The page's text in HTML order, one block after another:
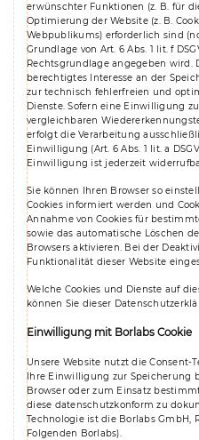
erwünschter Funktionen (z. B. für
Optimierung der Website (z. B.
Webpublikums) erforderlich sind
Grundlage von Art. 6 Abs. 1 lit. f
Rechtsgrundlage angegeben wird.
berechtigtes Interesse an der
zur technisch fehlerfreien und
Dienste. Sofern eine Einwilligung
vergleichbaren
erfolgt die Verarbeitung
Einwilligung (Art. 6 Abs. 1 lit. a
Einwilligung ist jederzeit
Sie können Ihren Browser so
Cookies informiert werden und
Annahme von Cookies für
sowie das automatische Löschen
Browsers aktivieren. Bei der
Funktionalität dieser Website
Welche Cookies und Dienste auf
können Sie dieser
Einwilligung mit Borlabs Cookie
Unsere Website nutzt die Consent-
Ihre Einwilligung zur Speicherung
Browser oder zum Einsatz
diese datenschutzkonform zu
Technologie ist die Borlabs GmbH,
Folgenden Borlabs).